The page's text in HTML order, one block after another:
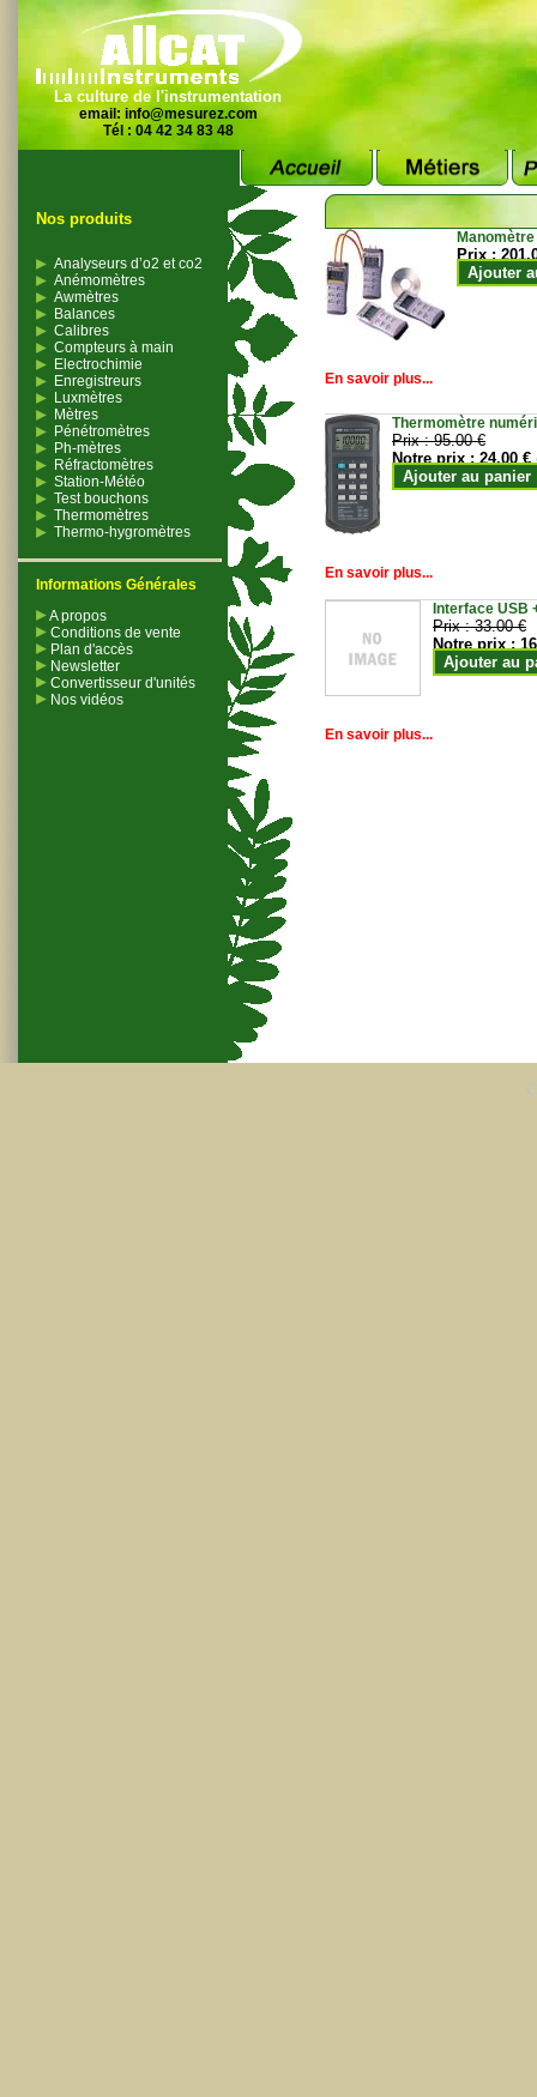
La culture de l'instrumentation
email: info@mesurez.com
Tél : 04 42 34 83 48
Nos produits
Analyseurs d’o2 et co2
Anémomètres
Awmètres
Balances
Calibres
Compteurs à main
Electrochimie
Enregistreurs
Luxmètres
Mètres
Pénétromètres
Ph-mètres
Réfractomètres
Station-Météo
Test bouchons
Thermomètres
Thermo-hygromètres
Informations Générales
A propos
Conditions de vente
Plan d'accès
Newsletter
Convertisseur d'unités
Nos vidéos
Prix :
Ajouter
En savoir plus...
Thermomètre
Prix :95.00 €
Notre prix :24.00 €
Ajouter au panier
En savoir plus...
Interface USB
Prix :33.00 €
Notre prix :
Ajouter au
En savoir plus...